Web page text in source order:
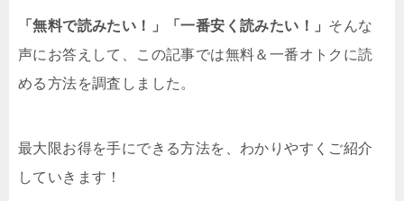
「無料で読みたい！」「一番安く読みたい！」 そんな
声にお答えして、この記事では無料＆一番オトクに読
める方法を調査しました。
最大限お得を手にできる方法を、わかりやすくご紹介
していきます！